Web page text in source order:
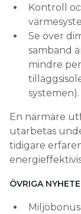
Kontroll
Se över
samband
mindre
systemen).
En närmare
utarbetas
tidigare
ÖVRIGA